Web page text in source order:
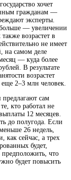
хочет
гражданам —
эксперты.
— увеличении
возрастет в
не имеет
на самом деле
— куда более
В результате
возрастет
2–3 млн человек.
предлагают сам
кто работал не
12 месяцев.
до полугода. Если
26 недель,
как сейчас, а трех
будет,
что
будет повысить